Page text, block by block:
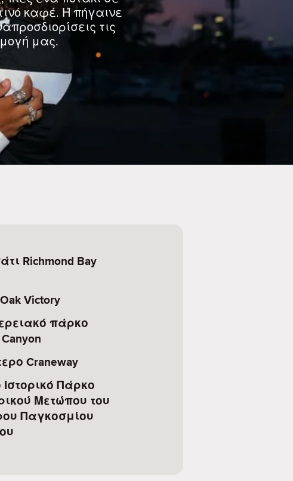
καφέ. Ή πήγαινε
τις
μας.
Richmond Bay
Victory
πάρκο
Craneway
Ιστορικό Πάρκο
Μετώπου του
Παγκοσμίου